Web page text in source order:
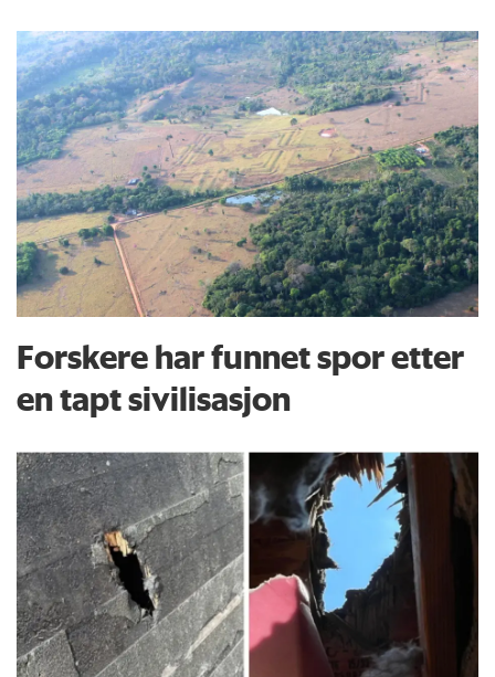
Forskere har funnet spor etter
en tapt sivilisasjon